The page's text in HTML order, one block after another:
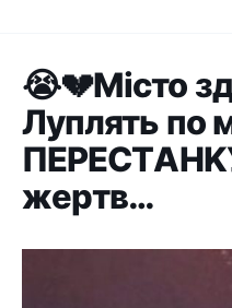
😭💔Міcто
Лyплять по
жepтв…